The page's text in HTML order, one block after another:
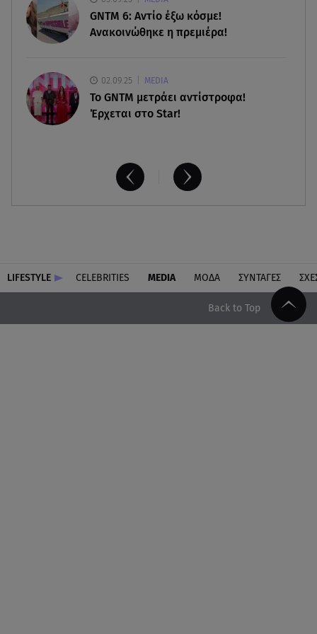
Νέο σκάνδαλο: Η UEFA κατέβαλε εξαψήφιο ποσό
στην ερωμένη του Ινφαντίνο
GNTM 6: Αντίο έξω κόσμε!
Ανακοινώθηκε η πρεμιέρα!
02.09.25 MEDIA
Το GNTM μετράει αντίστροφα!
Έρχεται στο Star!
LIFESTYLE CELEBRITIES MEDIA ΜΟΔΑ ΣΥΝΤΑΓΕΣ
Back to Top